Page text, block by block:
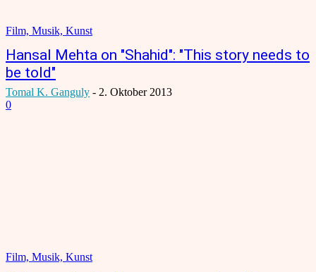
Film, Musik, Kunst
Hansal Mehta on "Shahid": "This story needs to
be told"
Tomal K. Ganguly - 2. Oktober 2013
0
Film, Musik, Kunst